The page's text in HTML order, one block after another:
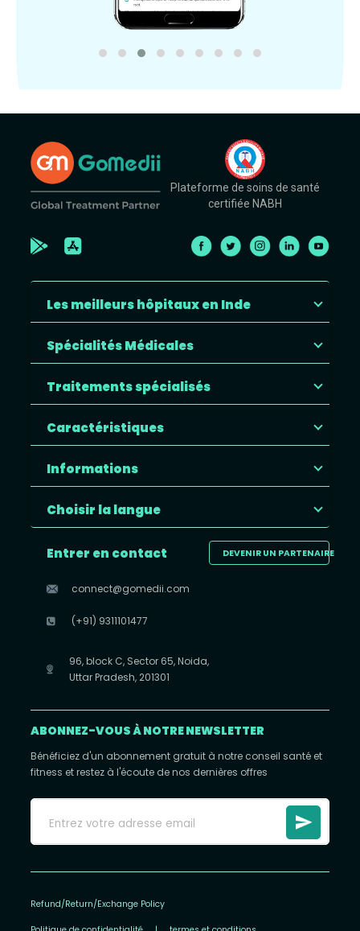
Plateforme de soins de santé
certifiée NABH
Les meilleurs hôpitaux en Inde
Spécialités Médicales
Traitements spécialisés
Caractéristiques
Informations
Choisir la langue
DEVENIR UN PARTENAIRE
Entrer en contact
connect@gomedii.com
(+91) 9311101477
96, block C, Sector 65, Noida,
Uttar Pradesh, 201301
ABONNEZ-VOUS À NOTRE NEWSLETTER
Bénéficiez d'un abonnement gratuit à notre conseil santé et
fitness et restez à l'écoute de nos dernières offres
Refund/Return/Exchange Policy